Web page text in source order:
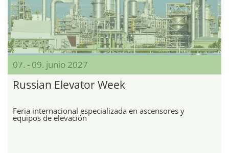
07. - 09. junio 2027
Russian Elevator Week
Feria internacional especializada en ascensores y
equipos de elevación